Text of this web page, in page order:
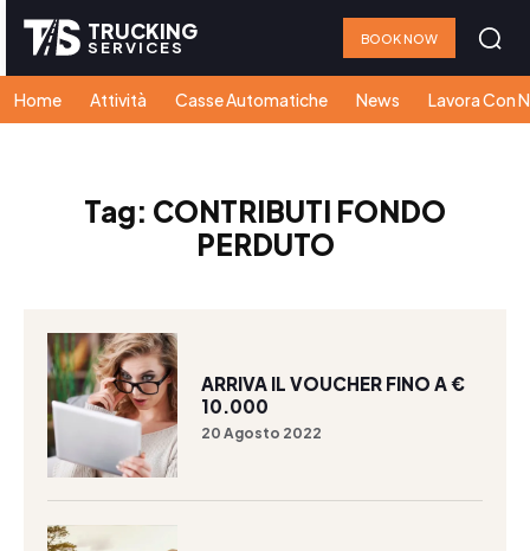
TRUCKING
SERVICES BOOK NOW
Home Attività Casse Automatiche News Lavora Con
Tag: CONTRIBUTI FONDO
PERDUTO
ARRIVA IL VOUCHER FINO A €
10.000
20 Agosto 2022